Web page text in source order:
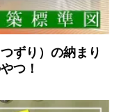
ずり）の納まり
つ！